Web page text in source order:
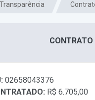
Transparência
02658043376
R$ 6.705,00